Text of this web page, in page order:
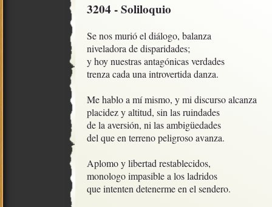
3204 - Soliloquio
Se nos murió el diálogo, balanza
niveladora de disparidades;
y hoy nuestras antagónicas verdades
trenza cada una introvertida danza.
Me hablo a mí mismo, y mi discurso alcanza
placidez y altitud, sin las ruindades
de la aversión, ni las ambigüedades
del que en terreno peligroso avanza.
Aplomo y libertad restablecidos,
monologo impasible a los ladridos
que intenten detenerme en el sendero.